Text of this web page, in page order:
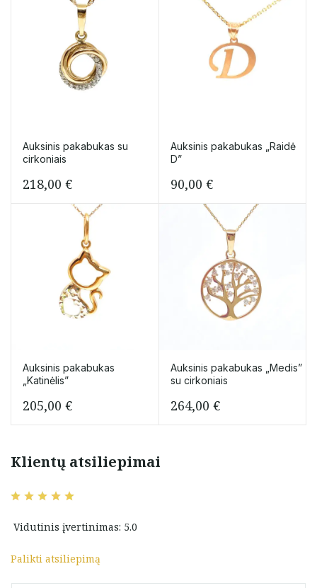
Auksinis pakabukas su
cirkoniais
218,00 €
Auksinis pakabukas „Raidė
D”
90,00 €
Auksinis pakabukas
„Katinėlis”
205,00 €
Auksinis pakabukas „Medis”
su cirkoniais
264,00 €
Klientų atsiliepimai
Vidutinis įvertinimas: 5.0
Palikti atsiliepimą